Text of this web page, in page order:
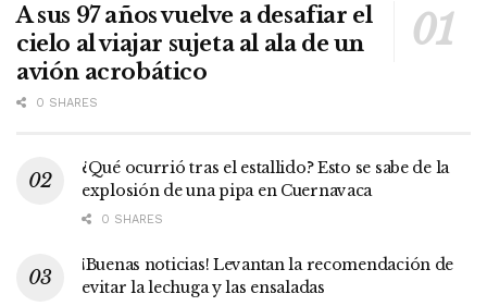
A sus 97 años vuelve a desafiar el
cielo al viajar sujeta al ala de un
avión acrobático
0 SHARES
¿Qué ocurrió tras el estallido? Esto se sabe de la
explosión de una pipa en Cuernavaca
0 SHARES
¡Buenas noticias! Levantan la recomendación de
evitar la lechuga y las ensaladas